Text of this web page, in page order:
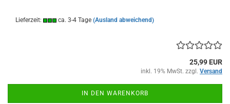
Lieferzeit: ca. 3-4 Tage (Ausland abweichend)
25,99 EUR
inkl. 19% MwSt. zzgl. Versand
IN DEN WARENKORB